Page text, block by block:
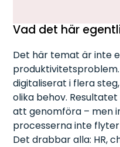
Vad det här
Det här temat är inte
digitaliserat i flera
olika behov.
att genomföra – men
processerna inte
Det drabbar alla: HR,